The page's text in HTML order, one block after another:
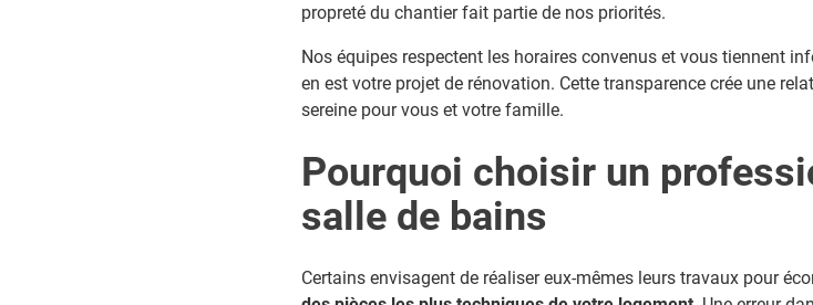
propreté du chantier fait partie de nos priorités.
Nos équipes respectent les horaires convenus et vous tiennent
en est votre projet de rénovation. Cette transparence crée une
sereine pour vous et votre famille.
Pourquoi choisir un
salle de bains
Certains envisagent de réaliser eux-mêmes leurs travaux pour